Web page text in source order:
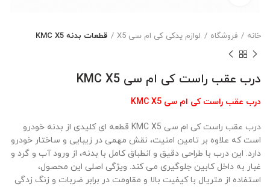
خانه فروشگاه لوازم یدکی کی ام سی X5 قطعات بدنه KMC X5
درب عقب راست کی ام سی KMC X5
درب عقب راست کی ام سی KMC X5
درب عقب راست کی ام سی KMC X5 قطعه ای کلیدی از بدنه خودرو
است که علاوه بر تامین امنیت، نقش مهمی در زیبایی و ساختار خودرو
دارد. این درب با طراحی دقیق و انطباق کامل با بدنه، از ورود آب و گرد و
غبار به داخل کابین جلوگیری می کند. ویژگی اصلی این محصول،
استفاده از متریال با کیفیت بالا و مقاومت در برابر ضربات و زنگ زدگی